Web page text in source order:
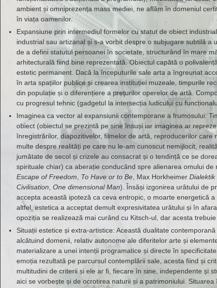
ambient și omniprezența mass mediei, ne aflăm în domeniul
în viața oamenilor.
Expansiune prin intermediul formelor cu statut de obiect
industrial sau artizanal și s-a vorbit despre o subjugare subtilă
de a defini statutul persoanei în societate, structurând în mare
arhitecturală fiind bine reprezentată. Obiectul capătă o
estetic permanent. Dacă la începuturile sale arta a îngreunat
în arta spațiilor publice și crearea instituției muzeale, timpurile
din populație și o diferențiere a prețurilor operelor de artă.
cu progresul tehnic (gadgetul la intersecția ludicului cu
Imaginea ca vector al expansiunii contemporane a frumosului:
obiect (obiectul se prezintă pe sine însuși iar imaginea ar
înregistrărilor, diapozitivelor, filmelor de artă, reproducerilor
multe despre realități pe care nu le-am cunoscut nemijlocit,
jumătate de secol și crizele au consacrat și o tendință ce se
spirituale chiar) ca aberație conducând spre alienarea omului
Escape of Freedom, To Have or to Be, Max Horkheimer Dialektik
Civilisation, One dimensional Man). Însăși izgonirea urâtului de
accepta această ipoteză ca ceva entropic, o moarte energetică
altfel, estetica a acceptat demult expresivitatea urâtului și în
opoziția se realizează mai curând cu Kitsch-ul, dar acesta
Situații estetice și extra-artistice: Această dualitate
alcătuind domenii, relativ autonome ale diferitelor arte și
materializare a unei intenții programatice și directe în
emoția rezultată pe parcursul contemplării sale, acesta fiind și
multitudini de criterii și ele ar fi, fiecare în sine, independente și
aici se vorbește și de ocrotirea naturii și a patrimoniului.